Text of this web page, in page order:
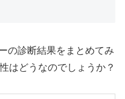
の診断結果をまとめてみ
はどうなのでしょうか？